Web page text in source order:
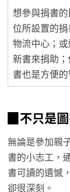
想參與捐書
位所設置的
物流中心；
新書來捐助
書也是方便的
▉不只是圖
無論是參加親
書的小志工，
書可讀的遺憾
卻很深刻。